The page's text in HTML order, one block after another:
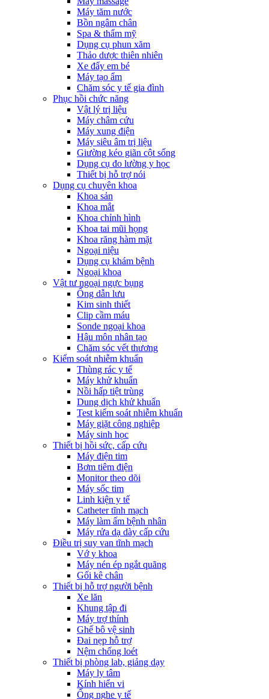
Máy tăm nước
Bồn ngâm chân
Spa & thẩm mỹ
Dụng cụ phun xăm
Thảo dược thiên nhiên
Xe đẩy em bé
Máy tạo ẩm
Chăm sóc y tế gia đình
Phục hồi chức năng
Vật lý trị liệu
Máy châm cứu
Máy xung điện
Máy siêu âm trị liệu
Giường kéo giãn cột sống
Dụng cụ đo lường y học
Thiết bị hỗ trợ nói
Dụng cụ chuyên khoa
Khoa sản
Khoa mắt
Khoa chỉnh hình
Khoa tai mũi họng
Khoa răng hàm mặt
Ngoại niệu
Dụng cụ khám bệnh
Ngoại khoa
Vật tư ngoại ngực bụng
Ống dẫn lưu
Kim sinh thiết
Clip cầm máu
Sonde ngoại khoa
Hậu môn nhân tạo
Chăm sóc vết thương
Kiểm soát nhiễm khuẩn
Thùng rác y tế
Máy khử khuẩn
Nồi hấp tiệt trùng
Dung dịch khử khuẩn
Test kiểm soát nhiễm khuẩn
Máy giặt công nghiệp
Máy sinh học
Thiết bị hồi sức, cấp cứu
Máy điện tim
Bơm tiêm điện
Monitor theo dõi
Máy sốc tim
Linh kiện y tế
Catheter tĩnh mạch
Máy làm ấm bệnh nhân
Máy rửa dạ dày cấp cứu
Điều trị suy van tĩnh mạch
Vớ y khoa
Máy nén ép ngắt quãng
Gối kê chân
Thiết bị hỗ trợ người bệnh
Xe lăn
Khung tập đi
Máy trợ thính
Ghế bô vệ sinh
Đai nẹp hỗ trợ
Nệm chống loét
Thiết bị phòng lab, giảng dạy
Máy ly tâm
Kính hiển vi
Ống nghe y tế